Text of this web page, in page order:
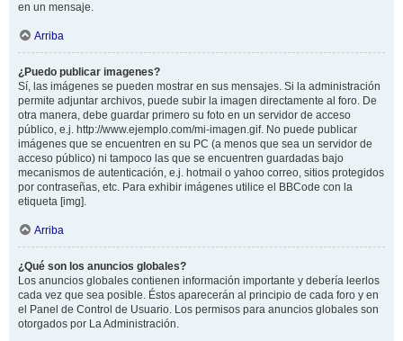
en un mensaje.
Arriba
¿Puedo publicar imagenes?
Sí, las imágenes se pueden mostrar en sus mensajes. Si la administración
permite adjuntar archivos, puede subir la imagen directamente al foro. De
otra manera, debe guardar primero su foto en un servidor de acceso
público, e.j. http://www.ejemplo.com/mi-imagen.gif. No puede publicar
imágenes que se encuentren en su PC (a menos que sea un servidor de
acceso público) ni tampoco las que se encuentren guardadas bajo
mecanismos de autenticación, e.j. hotmail o yahoo correo, sitios protegidos
por contraseñas, etc. Para exhibir imágenes utilice el BBCode con la
etiqueta [img].
Arriba
¿Qué son los anuncios globales?
Los anuncios globales contienen información importante y debería leerlos
cada vez que sea posible. Éstos aparecerán al principio de cada foro y en
el Panel de Control de Usuario. Los permisos para anuncios globales son
otorgados por La Administración.